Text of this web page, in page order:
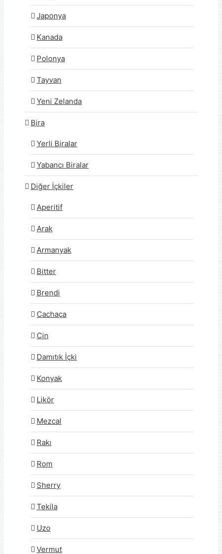
Japonya
Kanada
Polonya
Tayvan
Yeni Zelanda
Bira
Yerli Biralar
Yabancı Biralar
Diğer İçkiler
Aperitif
Arak
Armanyak
Bitter
Brendi
Cachaça
Cin
Damıtık İçki
Konyak
Likör
Mezcal
Rakı
Rom
Sherry
Tekila
Uzo
Vermut